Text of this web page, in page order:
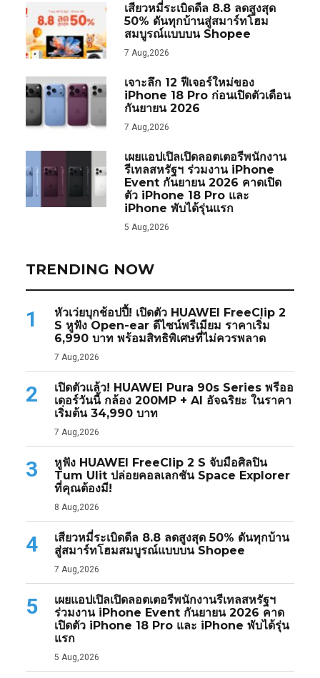
เสียวหมี่ระเบิดดีล 8.8 ลดสูงสุด
50% ดันทุกบ้านสู่สมาร์ทโฮม
สมบูรณ์แบบบน Shopee
7 Aug,2026
เจาะลึก 12 ฟีเจอร์ใหม่ของ
iPhone 18 Pro ก่อนเปิดตัวเดือน
กันยายน 2026
7 Aug,2026
เผยแอปเปิลเปิดลอตเตอรีพนักงาน
รีเทลสหรัฐฯ ร่วมงาน iPhone
Event กันยายน 2026 คาดเปิด
ตัว iPhone 18 Pro และ
iPhone พับได้รุ่นแรก
5 Aug,2026
TRENDING NOW
1
หัวเว่ยบุกช้อปปี้! เปิดตัว HUAWEI FreeClip 2
S หูฟัง Open-ear ดีไซน์พรีเมียม ราคาเริ่ม
6,990 บาท พร้อมสิทธิพิเศษที่ไม่ควรพลาด
7 Aug,2026
2
เปิดตัวแล้ว! HUAWEI Pura 90s Series พรีออ
เดอร์วันนี้ กล้อง 200MP + AI อัจฉริยะ ในราคา
เริ่มต้น 34,990 บาท
7 Aug,2026
3
หูฟัง HUAWEI FreeClip 2 S จับมือศิลปิน
Tum Ulit ปล่อยคอลเลกชัน Space Explorer
ที่คุณต้องมี!
8 Aug,2026
4
เสียวหมี่ระเบิดดีล 8.8 ลดสูงสุด 50% ดันทุกบ้าน
สู่สมาร์ทโฮมสมบูรณ์แบบบน Shopee
7 Aug,2026
5
เผยแอปเปิลเปิดลอตเตอรีพนักงานรีเทลสหรัฐฯ
ร่วมงาน iPhone Event กันยายน 2026 คาด
เปิดตัว iPhone 18 Pro และ iPhone พับได้รุ่น
แรก
5 Aug,2026